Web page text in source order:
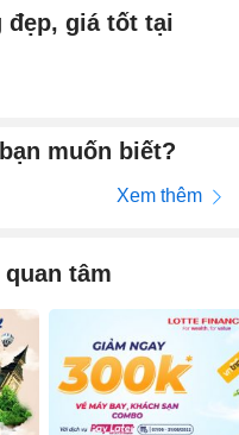
đẹp, giá tốt tại
muốn biết?
Xem thêm
tâm